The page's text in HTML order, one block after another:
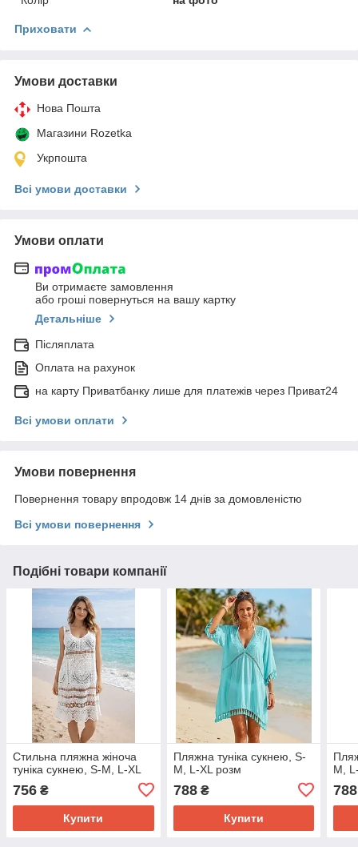
Приховати
Умови доставки
Нова Пошта
Магазини Rozetka
Укрпошта
Всі умови доставки
Умови оплати
Ви отримаєте замовлення
або гроші повернуться на вашу картку
Детальніше
Післяплата
Оплата на рахунок
на карту Приватбанку лише для платежів через Приват24
Всі умови оплати
Умови повернення
Повернення товару впродовж 14 днів за домовленістю
Всі умови повернення
Подібні товари компанії
Стильна пляжна жіноча
туніка сукнею, S-M, L-XL
756 ₴
Купити
Пляжна туніка сукнею, S-
M, L-XL розм
788₴
Купити
M,
788